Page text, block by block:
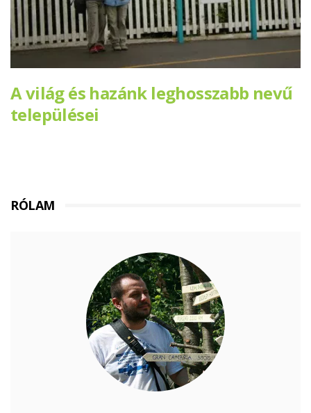
A világ és hazánk leghosszabb nevű
települései
RÓLAM